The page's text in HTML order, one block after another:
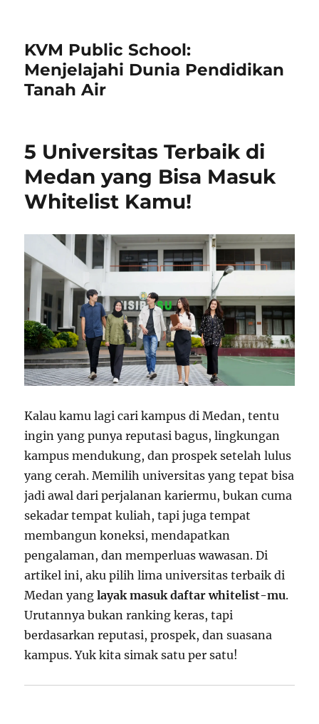
KVM Public School:
Menjelajahi Dunia Pendidikan
Tanah Air
5 Universitas Terbaik di
Medan yang Bisa Masuk
Whitelist Kamu!
Kalau kamu lagi cari kampus di Medan, tentu
ingin yang punya reputasi bagus, lingkungan
kampus mendukung, dan prospek setelah lulus
yang cerah. Memilih universitas yang tepat bisa
jadi awal dari perjalanan kariermu, bukan cuma
sekadar tempat kuliah, tapi juga tempat
membangun koneksi, mendapatkan
pengalaman, dan memperluas wawasan. Di
artikel ini, aku pilih lima universitas terbaik di
Medan yanglayak masuk daftar whitelist-mu.
Urutannya bukan ranking keras, tapi
berdasarkan reputasi, prospek, dan suasana
kampus. Yuk kita simak satu per satu!